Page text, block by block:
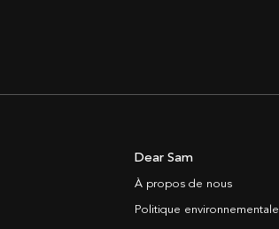
Dear Sam
À propos de nous
Politique environnementale